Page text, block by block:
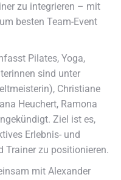
zu integrieren – mit
besten Team-Event
Pilates, Yoga,
sind unter
Christiane
Heuchert, Ramona
Ziel ist es,
Erlebnis- und
Trainer zu positionieren.
mit Alexander